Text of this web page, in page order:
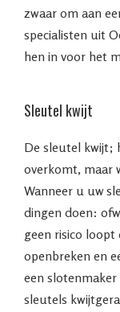
zwaar om aan
specialisten uit
hen in voor het
Sleutel kwijt
De sleutel kwijt;
overkomt, maar
Wanneer u uw
dingen doen:
geen risico loopt
openbreken en
een
sleutels